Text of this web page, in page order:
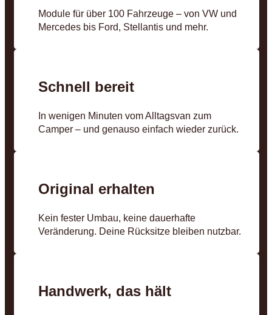
Module für über 100 Fahrzeuge – von VW und
Mercedes bis Ford, Stellantis und mehr.
Schnell bereit
In wenigen Minuten vom Alltagsvan zum
Camper – und genauso einfach wieder zurück.
Original erhalten
Kein fester Umbau, keine dauerhafte
Veränderung. Deine Rücksitze bleiben nutzbar.
Handwerk, das hält